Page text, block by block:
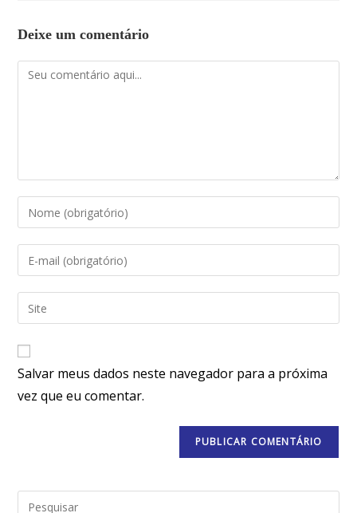
Deixe um comentário
Salvar meus dados neste navegador para a próxima
vez que eu comentar.